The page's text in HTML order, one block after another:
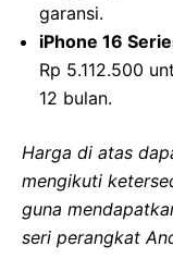
garansi.
iPhone 16
Rp 5.112.500
12 bulan.
Harga di atas
mengikuti
guna
seri perangkat